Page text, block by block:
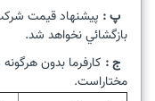
پ : پيشنهاد قيمت
بازگشائي نخواهد شد.
ج : کارفرما بدون
مختاراست.